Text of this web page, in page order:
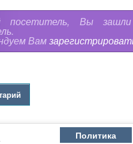
посетитель, Вы
Вам
Политика